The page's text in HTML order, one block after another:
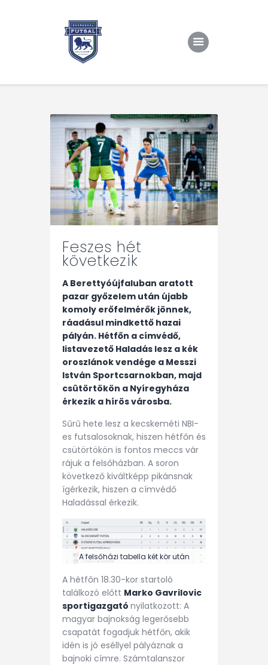
Rólunk/TAO
Eredmények, csapat
Hírek
Kapcsolat
Feszes hét
következik
A Berettyóújfaluban aratott
pazar győzelem után újabb
komoly erőfelmérők jönnek,
ráadásul mindkettő hazai
pályán. Hétfőn a címvédő,
listavezető Haladás lesz a kék
oroszlánok vendége a Messzi
István Sportcsarnokban, majd
csütörtökön a Nyíregyháza
érkezik a hírös városba.
Sűrű hete lesz a kecskeméti NBI-
es futsalosoknak, hiszen hétfőn és
csütörtökön is fontos meccs vár
rájuk a felsőházban. A soron
következő kiváltképp pikánsnak
ígérkezik, hiszen a címvédő
Haladással érkezik.
A felsőházi tabella két kör után
A hétfőn 18.30-kor startoló
találkozó előtt Marko Gavrilovic
sportigazgató nyilatkozott: A
magyar bajnokság legerősebb
csapatát fogadjuk hétfőn, akik
idén is jó eséllyel pályáznak a
bajnoki címre. Számtalanszor